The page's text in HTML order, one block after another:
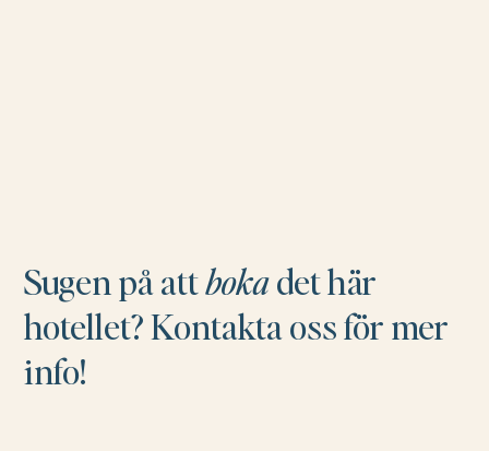
Sugen på attbokadet här
hotellet? Kontakta oss för mer
info!